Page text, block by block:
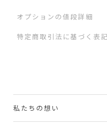
オプションの値段詳細
特定商取引法に基づく表
私たちの想い